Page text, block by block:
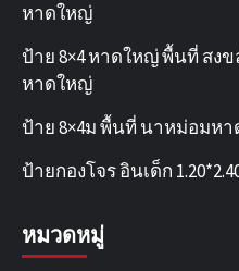
หาดใหญ่
ป้าย 8×4 หาดใหญ่ พื้นที่ สง
หาดใหญ่
ป้าย 8×4ม พื้นที่ นาหม่อมห
ป้ายกองโจร อินเด็ก
หมวดหมู่